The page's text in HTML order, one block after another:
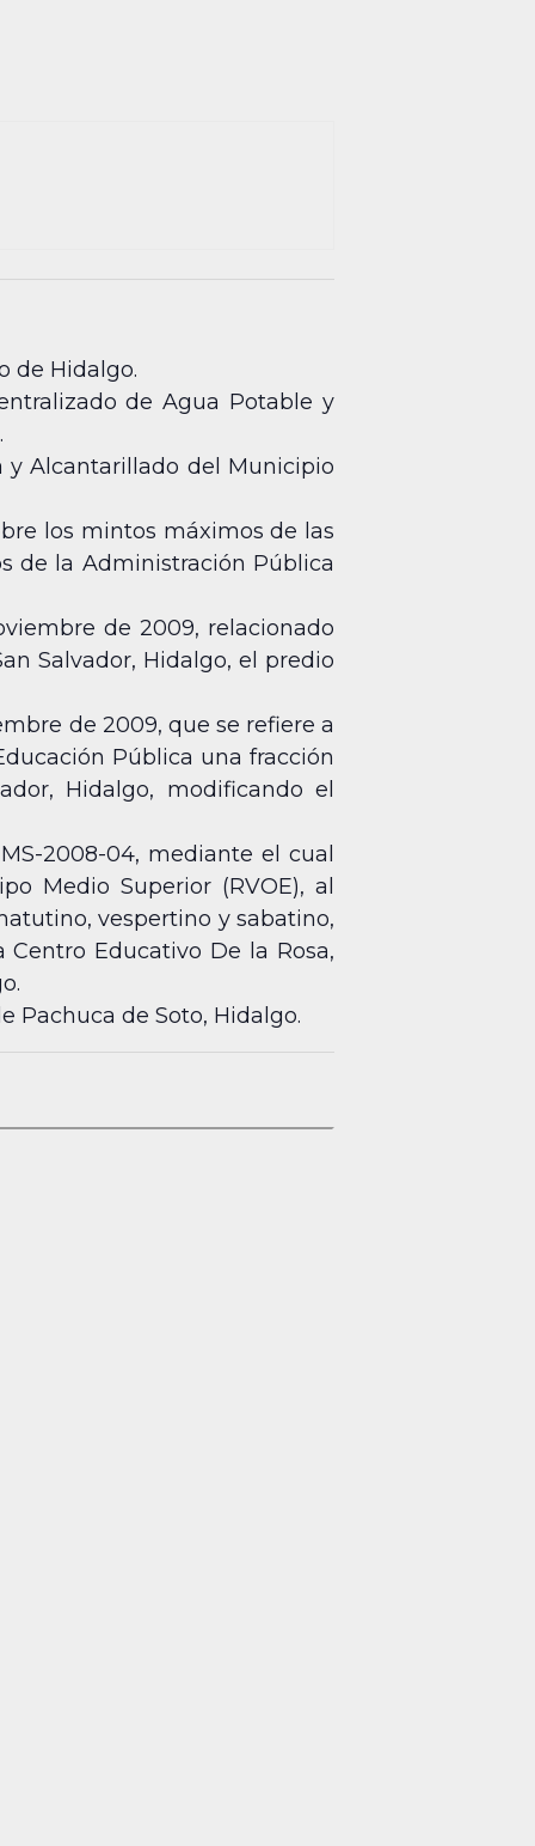
de Hidalgo.
de Agua Potable y
y Alcantarillado del Municipio
los mintos máximos de las
de la Administración Pública
de 2009, relacionado
Salvador, Hidalgo, el predio
de 2009, que se refiere a
Pública una fracción
Hidalgo, modificando el
2008-04, mediante el cual
Medio Superior (RVOE), al
vespertino y sabatino,
Educativo De la Rosa,
Pachuca de Soto, Hidalgo.